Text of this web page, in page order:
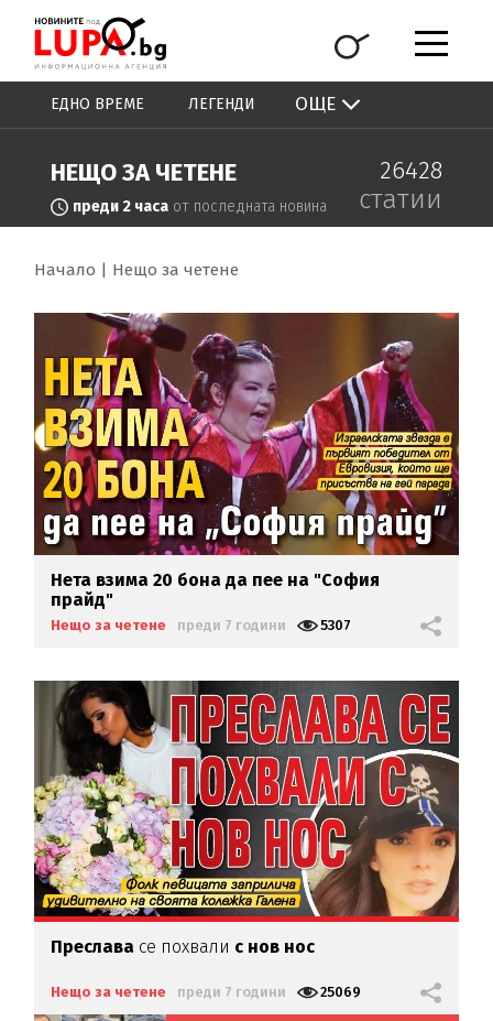
ЕДНО ВРЕМЕ ЛЕГЕНДИ ОЩЕ
НЕЩО ЗА ЧЕТЕНЕ
преди 2 часа от последната новина
26428
статии
Начало Нещо за четене
Нета взима 20 бона да пее на "София
прайд"
Нещо за четене преди 7 години 5307
Преслава се похвали с нов нос
Нещо за четене преди 7 години 25069